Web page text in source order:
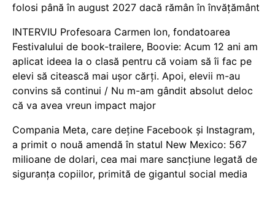
folosi până în august 2027 dacă rămân în învățământ
INTERVIU Profesoara Carmen Ion, fondatoarea
Festivalului de book-trailere, Boovie: Acum 12 ani am
aplicat ideea la o clasă pentru că voiam să îi fac pe
elevi să citească mai ușor cărți. Apoi, elevii m-au
convins să continui / Nu m-am gândit absolut deloc
că va avea vreun impact major
Compania Meta, care deține Facebook și Instagram,
a primit o nouă amendă în statul New Mexico: 567
milioane de dolari, cea mai mare sancțiune legată de
siguranța copiilor, primită de gigantul social media